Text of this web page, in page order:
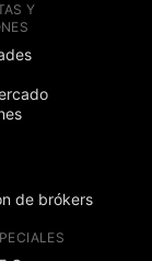
Y
de brókers